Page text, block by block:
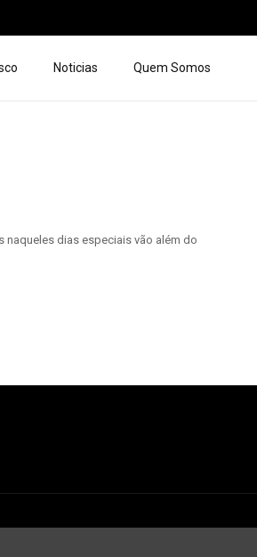
Noticias Quem Somos
naqueles dias especiais vão além do